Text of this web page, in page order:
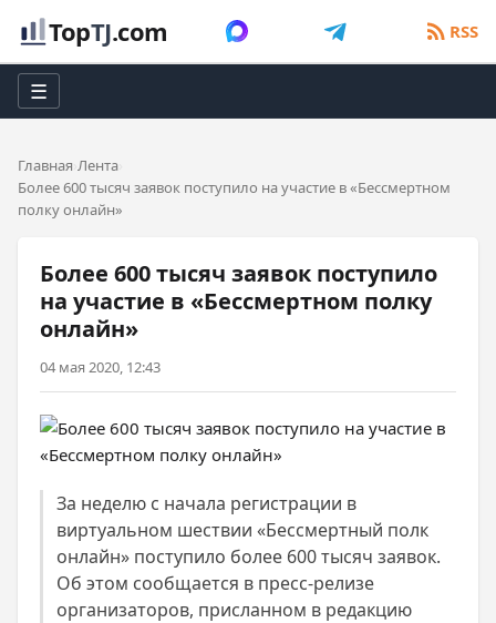
TopTJ.com RSS
☰
Главная Лента
Более 600 тысяч заявок поступило на участие в «Бессмертном
полку онлайн»
Более 600 тысяч заявок поступило
на участие в «Бессмертном полку
онлайн»
04 мая 2020, 12:43
За неделю с начала регистрации в
виртуальном шествии «Бессмертный полк
онлайн» поступило более 600 тысяч заявок.
Об этом сообщается в пресс-релизе
организаторов, присланном в редакцию